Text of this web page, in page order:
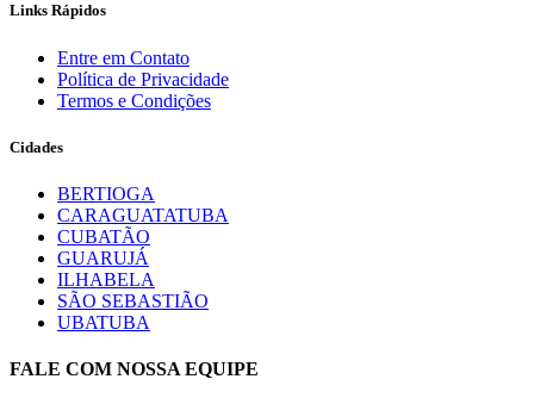
Links Rápidos
Entre em Contato
Política de Privacidade
Termos e Condições
Cidades
BERTIOGA
CARAGUATATUBA
CUBATÃO
GUARUJÁ
ILHABELA
SÃO SEBASTIÃO
UBATUBA
FALE COM NOSSA EQUIPE